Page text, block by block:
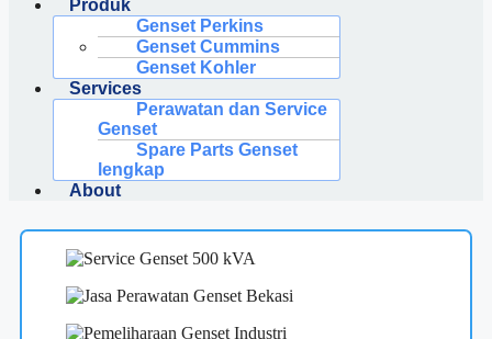
Produk
Genset Perkins
Genset Cummins
Genset Kohler
Services
Perawatan dan Service
Genset
Spare Parts Genset
lengkap
About